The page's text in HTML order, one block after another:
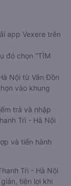
app Vexere trên
đó chọn “TÌM
Nội từ Vân Đồn
vào khung
trả và nhập
Trì - Hà Nội
và tiến hành
Trì - Hà Nội
tiện lợi khi